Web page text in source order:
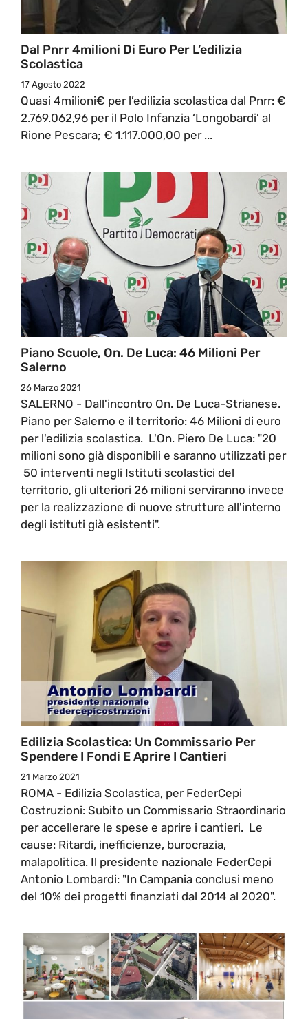
Dal Pnrr 4milioni Di Euro Per L’edilizia
Scolastica
17 Agosto 2022
Quasi 4milioni€ per l’edilizia scolastica dal Pnrr: €
2.769.062,96 per il Polo Infanzia ‘Longobardi’ al
Rione Pescara; € 1.117.000,00 per ...
Piano Scuole, On. De Luca: 46 Milioni Per
Salerno
26 Marzo 2021
SALERNO - Dall'incontro On. De Luca-Strianese.
Piano per Salerno e il territorio: 46 Milioni di euro
per l'edilizia scolastica. L'On. Piero De Luca: "20
milioni sono già disponibili e saranno utilizzati per
50 interventi negli Istituti scolastici del
territorio, gli ulteriori 26 milioni serviranno invece
per la realizzazione di nuove strutture all'interno
degli istituti già esistenti".
Edilizia Scolastica: Un Commissario Per
Spendere I Fondi E Aprire I Cantieri
21 Marzo 2021
ROMA - Edilizia Scolastica, per FederCepi
Costruzioni: Subito un Commissario Straordinario
per accellerare le spese e aprire i cantieri. Le
cause: Ritardi, inefficienze, burocrazia,
malapolitica. Il presidente nazionale FederCepi
Antonio Lombardi: "In Campania conclusi meno
del 10% dei progetti finanziati dal 2014 al 2020".